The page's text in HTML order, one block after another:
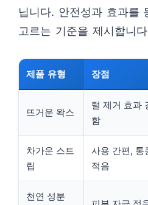
닙니다. 안전성과 효과를
고르는 기준을 제시합니
제품 유형 장점
뜨거운 왁스
털 제거 효과
함
차가운 스트
립
사용 간편, 통
적음
천연 성분